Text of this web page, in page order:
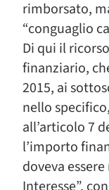
rimborsato,
“conguaglio
Di qui il
finanziario,
2015, ai
nello
all’articolo 7
l’importo
doveva